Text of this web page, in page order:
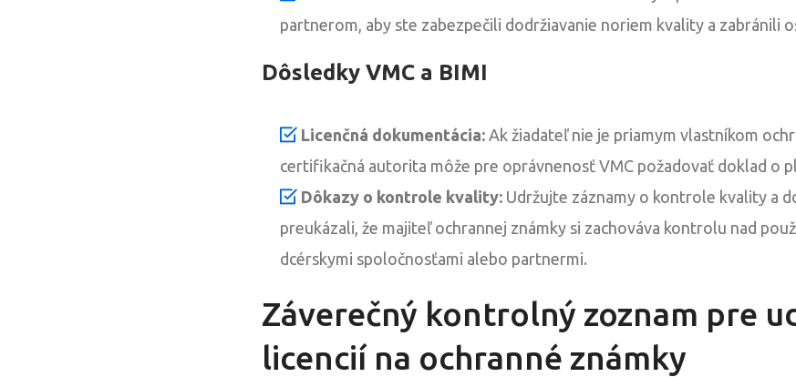
partnerom, aby ste zabezpečili dodržiavanie noriem kvality a zabránili
Dôsledky VMC a BIMI
Licenčná dokumentácia: Ak žiadateľ nie je priamym vlastníkom
certifikačná autorita môže pre oprávnenosť VMC požadovať doklad o
Dôkazy o kontrole kvality: Udržujte záznamy o kontrole kvality a
preukázali, že majiteľ ochrannej známky si zachováva kontrolu nad
dcérskymi spoločnosťami alebo partnermi.
Záverečný kontrolný zoznam pre
licencií na ochranné známky